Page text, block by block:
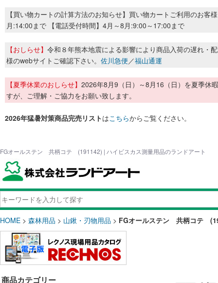
【買い物カートの計算方法のお知らせ】買い物カートご利用のお客
月:14:00まで 【電話受付時間】4月～8月:9:00～17:00まで
【おしらせ】 令和８年熊本地震による影響により商品入荷の遅れ・
様のwebサイトご確認下さい。 佐川急便／福山通運
【夏季休業のおしらせ】 2026年8月9（日）～8月16（日）を夏季休
すが、ご理解・ご協力をお願い致します。
2026年猛暑対策商品完売リストはこちらからご覧ください。
FGオールステン 共柄コテ (191142) | ハイビスカス測量用品のランドアート
HOME > 森林用品 > 山鍬・刃物用品 > FGオールステン 共柄コテ
商品カテゴリー